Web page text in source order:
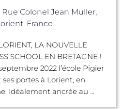
Rue Colonel Jean Muller,
France
LA NOUVELLE
SCHOOL EN BRETAGNE !
2022 l’école Pigier
ses portes à Lorient, en
Idéalement ancrée au ...